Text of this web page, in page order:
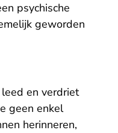
psychische
geworden
en verdriet
geen enkel
herinneren,